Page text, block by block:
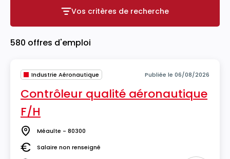
Vos critères de recherche
Vos critères de recherche
580 offres d'emploi
Industrie Aéronautique Publiée le 06/08/2026
Contrôleur qualité aéronautique
F/H
Lieu Méaulte - 80300
SalaireSalaire non renseigné